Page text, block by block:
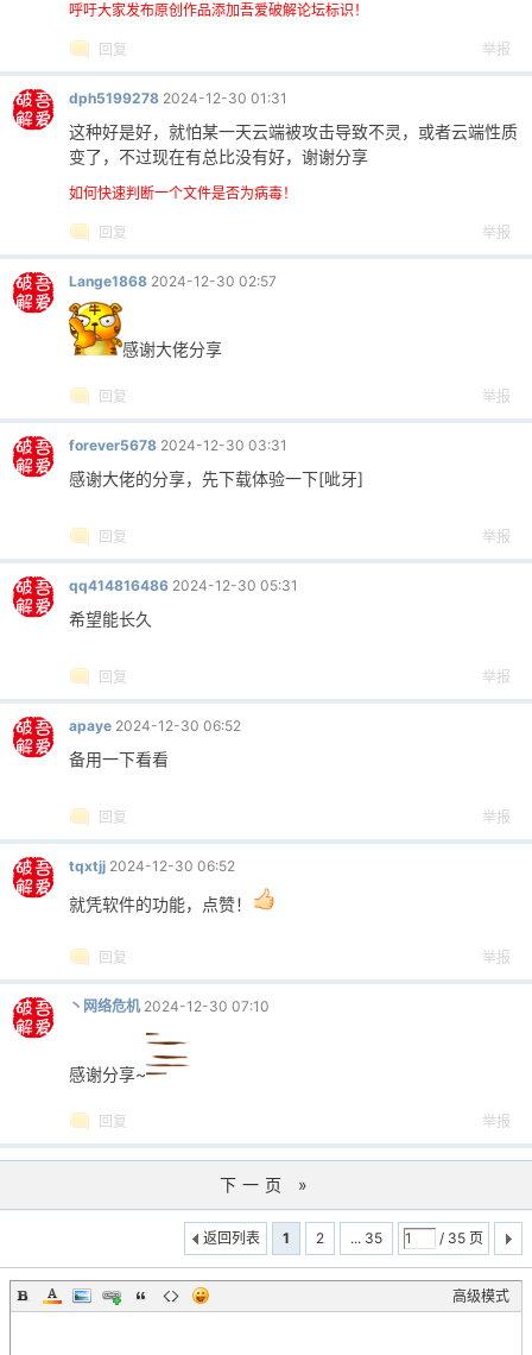
呼吁大家发布原创作品添加吾爱破解论坛标识！
回复 举报
dph5199278 2024-12-30 01:31
这种好是好，就怕某一天云端被攻击导致不灵，或者云端性质
变了，不过现在有总比没有好，谢谢分享
如何快速判断一个文件是否为病毒！
回复 举报
Lange1868 2024-12-30 02:57
感谢大佬分享
回复 举报
forever5678 2024-12-30 03:31
感谢大佬的分享，先下载体验一下[呲牙]
回复 举报
qq414816486 2024-12-30 05:31
希望能长久
回复 举报
apaye 2024-12-30 06:52
备用一下看看
回复 举报
tqxtjj 2024-12-30 06:52
就凭软件的功能，点赞！
回复 举报
丶网络危机 2024-12-30 07:10
感谢分享~
回复 举报
下一页 »
1 2 ... 35 / 35 页
返回列表
高级模式